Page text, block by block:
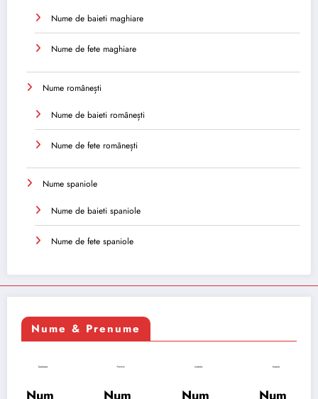
Nume de baieti maghiare
Nume de fete maghiare
Nume românești
Nume de baieti românești
Nume de fete românești
Nume spaniole
Nume de baieti spaniole
Nume de fete spaniole
Nume & Prenume